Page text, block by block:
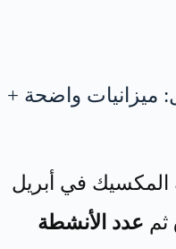
ميزانيات واضحة +
المكسيك في أبريل
ثم عدد الأنشطة